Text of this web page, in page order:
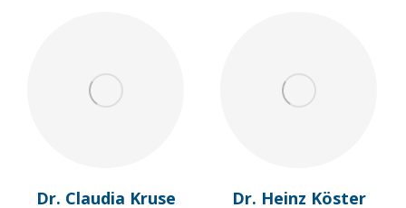
Dr. Claudia Kruse Dr. Heinz Köster